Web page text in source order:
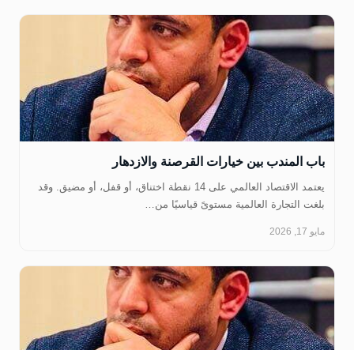
‏باب المندب بين خيارات القرصنة والازدهار
يعتمد الاقتصاد العالمي على 14 نقطة اختناق، أو قفل، أو مضيق. وقد
بلغت التجارة العالمية مستوىً قياسيًا من…
مايو 17, 2026